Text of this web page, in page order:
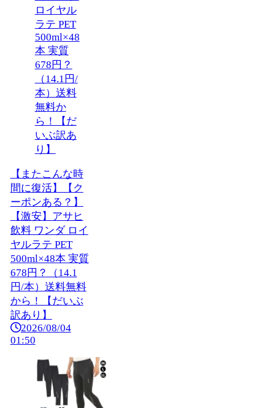
【またこんな時
間に復活】【ク
ーポンある？】
【激安】アサヒ
飲料 ワンダ ロイ
ヤルラテ PET
500ml×48本 実質
678円？（14.1
円/本）送料無料
から！【だいぶ
訳あり】
2026/08/04
01:50